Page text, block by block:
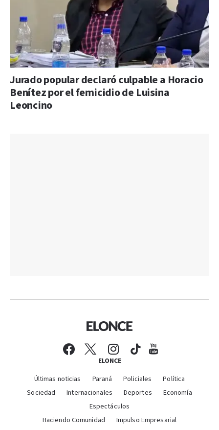
Jurado popular declaró culpable a Horacio
Benítez por el femicidio de Luisina
Leoncino
ELONCE
Últimas noticias Paraná Policiales
Política
Sociedad
Internacionales Deportes
Economía
Espectáculos
Haciendo Comunidad
Impulso Empresarial